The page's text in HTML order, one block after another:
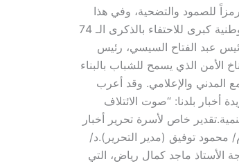
رمزاً للصمود والتضحية، وفي هذا
السياق، نظم ائتلاف القيادات الوطنية الشبابية، بقيادة الأستاذ ماجد كمال رياض، وبالتعاون مع جمعية شباب في الواجهة للتنمية، احتفالية وطنية كبرى للاحتفاء بالذكرى الـ 74
عبد الفتاح السيسي، رئيس
الأمن الذي يسمح للشباب بالبناء
المدني والإعلامي. وقد أعرب
أخبار بلدنا: “صوت الائتلاف
خاص لأسرة تحرير أخبار
محمود توفيق (مدير التحرير).​د/
الأستاذ ماجد كمال رياض، التي